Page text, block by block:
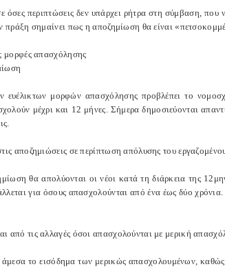
όσες περιπτώσεις δεν υπάρχει ρήτρα στη σύμβαση, που
πράξη σημαίνει πως η αποζημίωση θα είναι
μορφές απασχόλησης
ευέλικτων μορφών απασχόλησης προβλέπει το
μέχρι και 12 μήνες. Σήμερα δημοσιεύονται
αποζημιώσεις σε περίπτωση απόλυσης του
θα απολύονται οι νέοι κατά τη διάρκεια της
για όσους απασχολούνται από ένα έως δύο
από τις αλλαγές όσοι απασχολούνται με μερική
το εισόδημα των μερικώς απασχολουμένων,